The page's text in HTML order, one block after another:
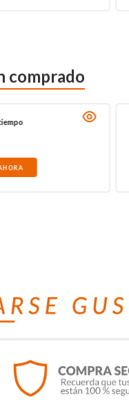
comprado